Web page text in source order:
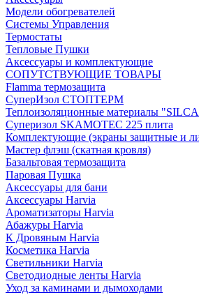
Модели обогревателей
Системы Управления
Термостаты
Тепловые Пушки
Аксессуары и комплектующие
СОПУТСТВУЮЩИЕ ТОВАРЫ
Flamma термозащита
СуперИзол СТОПТЕРМ
Теплоизоляционные материалы
Суперизол SKAMOTEC 225 плита
Комплектующие (экраны защитные и
Мастер флэш (скатная кровля)
Базальтовая термозащита
Паровая Пушка
Аксессуары для бани
Аксессуары Harvia
Ароматизаторы Harvia
Абажуры Harvia
К Дровяным Harvia
Косметика Harvia
Светильники Harvia
Светодиодные ленты Harvia
Уход за каминами и дымоходами